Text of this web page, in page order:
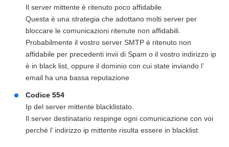
Il server mittente è ritenuto poco affidabile.
Questa è una strategia che adottano molti server per
bloccare le comunicazioni ritenute non affidabili.
Probabilmente il vostro server SMTP è ritenuto non
affidabile per precedenti invii di Spam o il vostro indirizzo ip
è in black list, oppure il dominio con cui state inviando l’
email ha una bassa reputazione
Codice 554
Ip del server mittente blacklistato.
Il server destinatario respinge ogni comunicazione con voi
perché l’ indirizzo ip mittente risulta essere in blacklist.